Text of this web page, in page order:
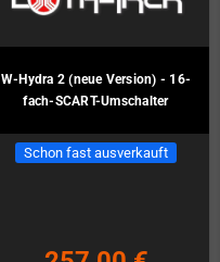
W-Hydra 2 (neue Version) - 16-
fach-SCART-Umschalter
Schon fast ausverkauft